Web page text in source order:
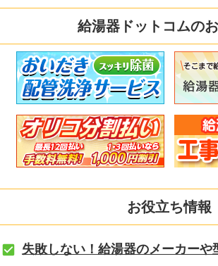
給湯器ドットコムの
お役立ち情報
失敗しない！給湯器のメーカーや